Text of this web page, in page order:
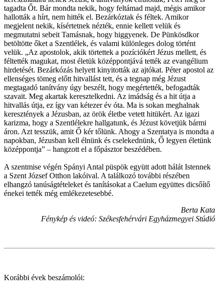
tagadta Őt. Bár mondta nekik, hogy feltámad majd, mégis amikor
hallották a hírt, nem hitték el. Bezárkóztak és féltek. Amikor
megjelent nekik, kísértetnek nézték, ennie kellett velük és
megmutatni sebeit Tamásnak, hogy higgyenek. De Pünkösdkor
betöltötte őket a Szentlélek, és valami különleges dolog történt
velük. „Az apostolok, akik törtettek a pozíciókért Jézus mellett, és
féltették magukat, most életük középpontjává tették az evangélium
hirdetését. Bezárkózás helyett kinyitották az ajtókat. Péter apostol az
ellenséges tömeg előtt hitvallást tett, és a tegnap még Jézust
megtagadó tanítvány úgy beszélt, hogy megértették, befogadták
szavait. Meg akartak keresztelkedni. Az imádság és a hit útja a
hitvallás útja, ez így van kétezer év óta. Ma is sokan meghalnak
keresztények a Jézusban, az örök életbe vetett hitükért. Az igazi
karizma, hogy a Szentlélekre hallgatunk, és Jézust követjük bármi
áron. Azt tesszük, amit Ő kér tőlünk. Ahogy a Szentatya is mondta a
napokban, Jézusban kell élnünk és cselekednünk, Ő legyen életünk
középpontja” – hangzott el a főpásztor beszédében.
A szentmise végén Spányi Antal püspök együtt adott hálát Istennek
a Szent József Otthon lakóival. A találkozó további részében
elhangzó tanúságtételeket és tanításokat a Caelum együttes dicsőítő
énekei tették még emlékezetesebbé.
Berta Kata
Fénykép és videó: Székesfehérvári Egyházmegyei Stúdió
Korábbi évek beszámolói: